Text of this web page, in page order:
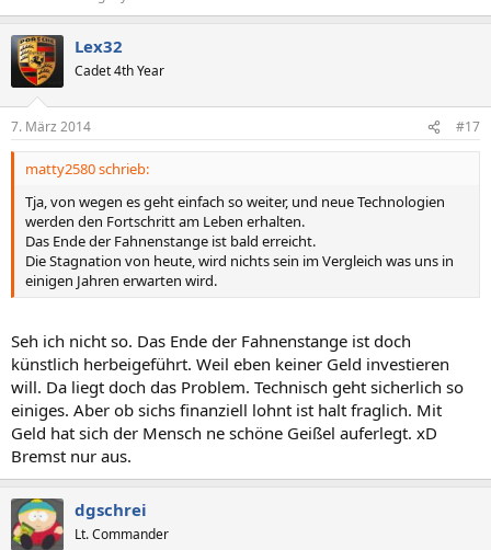
Lex32
Cadet 4th Year
7. März 2014 #17
matty2580 schrieb:
Tja, von wegen es geht einfach so weiter, und neue Technologien
werden den Fortschritt am Leben erhalten.
Das Ende der Fahnenstange ist bald erreicht.
Die Stagnation von heute, wird nichts sein im Vergleich was uns in
einigen Jahren erwarten wird.
Seh ich nicht so. Das Ende der Fahnenstange ist doch
künstlich herbeigeführt. Weil eben keiner Geld investieren
will. Da liegt doch das Problem. Technisch geht sicherlich so
einiges. Aber ob sichs finanziell lohnt ist halt fraglich. Mit
Geld hat sich der Mensch ne schöne Geißel auferlegt. xD
Bremst nur aus.
dgschrei
Lt. Commander